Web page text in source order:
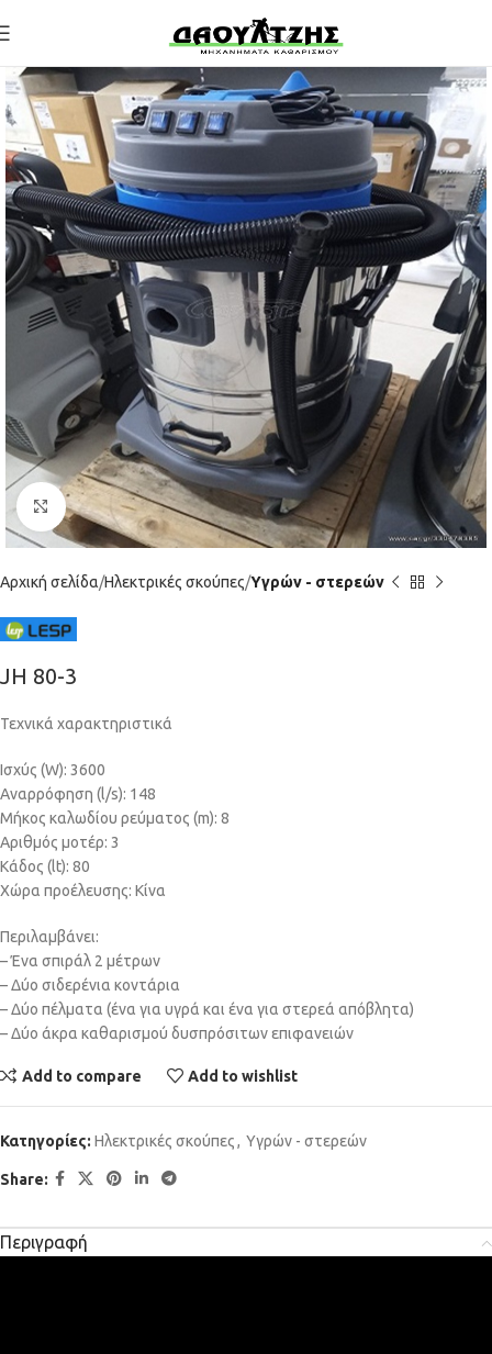
Click to enlarge
Αρχική σελίδα Ηλεκτρικές σκούπες Υγρών - στερεών
JH 80-3
Τεχνικά χαρακτηριστικά
Ισχύς (W): 3600
Αναρρόφηση (l/s): 148
Μήκος καλωδίου ρεύματος (m): 8
Αριθμός μοτέρ: 3
Κάδος (lt): 80
Χώρα προέλευσης: Κίνα
Περιλαμβάνει:
– Ένα σπιράλ 2 μέτρων
– Δύο σιδερένια κοντάρια
– Δύο πέλματα (ένα για υγρά και ένα για στερεά απόβλητα)
– Δύο άκρα καθαρισμού δυσπρόσιτων επιφανειών
Add to compare Add to wishlist
Κατηγορίες: Ηλεκτρικές σκούπες, Υγρών - στερεών
Share:
Περιγραφή